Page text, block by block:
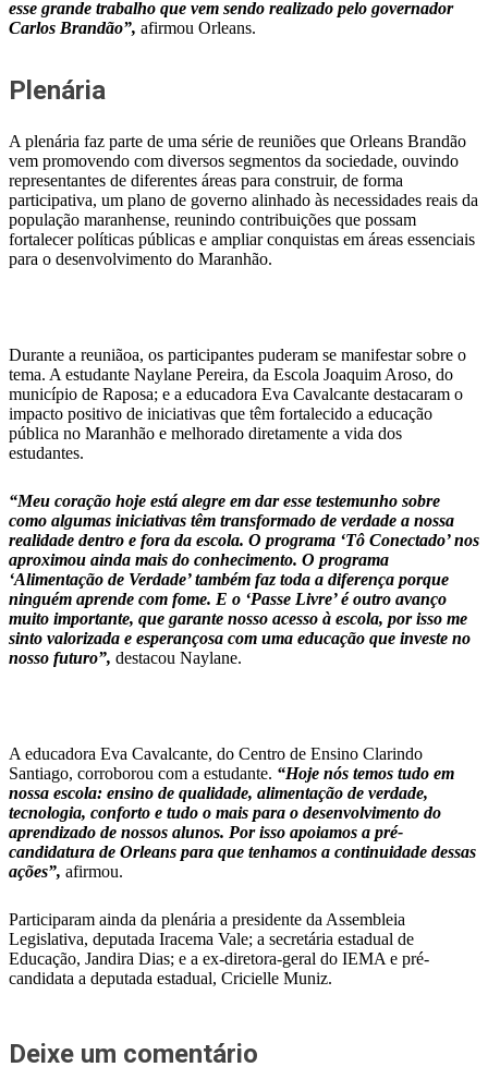
esse grande trabalho que vem sendo realizado pelo governador
Carlos Brandão”, afirmou Orleans.
Plenária
A plenária faz parte de uma série de reuniões que Orleans Brandão
vem promovendo com diversos segmentos da sociedade, ouvindo
representantes de diferentes áreas para construir, de forma
participativa, um plano de governo alinhado às necessidades reais da
população maranhense, reunindo contribuições que possam
fortalecer políticas públicas e ampliar conquistas em áreas essenciais
para o desenvolvimento do Maranhão.
Durante a reuniãoa, os participantes puderam se manifestar sobre o
tema. A estudante Naylane Pereira, da Escola Joaquim Aroso, do
município de Raposa; e a educadora Eva Cavalcante destacaram o
impacto positivo de iniciativas que têm fortalecido a educação
pública no Maranhão e melhorado diretamente a vida dos
estudantes.
“Meu coração hoje está alegre em dar esse testemunho sobre
como algumas iniciativas têm transformado de verdade a nossa
realidade dentro e fora da escola. O programa ‘Tô Conectado’ nos
aproximou ainda mais do conhecimento. O programa
‘Alimentação de Verdade’ também faz toda a diferença porque
ninguém aprende com fome. E o ‘Passe Livre’ é outro avanço
muito importante, que garante nosso acesso à escola, por isso me
sinto valorizada e esperançosa com uma educação que investe no
nosso futuro”, destacou Naylane.
A educadora Eva Cavalcante, do Centro de Ensino Clarindo
Santiago, corroborou com a estudante. “Hoje nós temos tudo em
nossa escola: ensino de qualidade, alimentação de verdade,
tecnologia, conforto e tudo o mais para o desenvolvimento do
aprendizado de nossos alunos. Por isso apoiamos a pré-
candidatura de Orleans para que tenhamos a continuidade dessas
ações”, afirmou.
Participaram ainda da plenária a presidente da Assembleia
Legislativa, deputada Iracema Vale; a secretária estadual de
Educação, Jandira Dias; e a ex-diretora-geral do IEMA e pré-
candidata a deputada estadual, Cricielle Muniz.
Deixe um comentário